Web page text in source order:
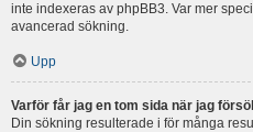
inte indexeras av phpBB3. Var mer
avancerad sökning.
Upp
Varför får jag en tom sida när jag
Din sökning resulterade i för många